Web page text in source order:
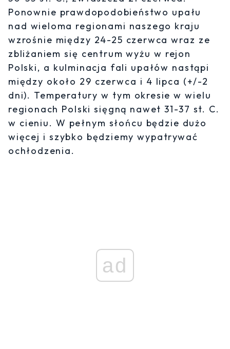
Ponownie prawdopodobieństwo upału
nad wieloma regionami naszego kraju
wzrośnie między 24-25 czerwca wraz ze
zbliżaniem się centrum wyżu w rejon
Polski, a kulminacja fali upałów nastąpi
między około 29 czerwca i 4 lipca (+/-2
dni). Temperatury w tym okresie w wielu
regionach Polski sięgną nawet 31-37 st. C.
w cieniu. W pełnym słońcu będzie dużo
więcej i szybko będziemy wypatrywać
ochłodzenia.
ad